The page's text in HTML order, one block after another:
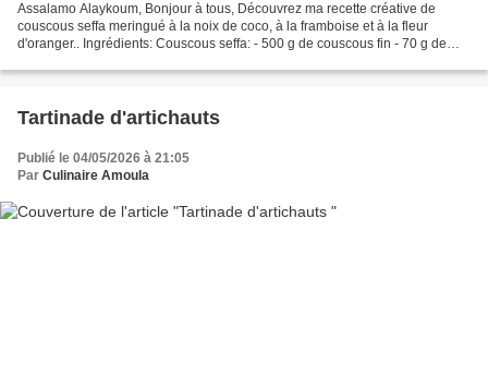
Assalamo Alaykoum, Bonjour à tous, Découvrez ma recette créative de
couscous seffa meringué à la noix de coco, à la framboise et à la fleur
d'oranger.. Ingrédients: Couscous seffa: - 500 g de couscous fin - 70 g de
Tartinade d'artichauts
Publié le 04/05/2026 à 21:05
Par Culinaire Amoula